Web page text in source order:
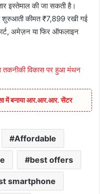
इस्तेमाल की जा सकती है।
शुरुआती कीमत ₹7,899 रखी गई
अमेज़न या फिर ऑफलाइन
तकनीकी विकास पर हुआ मंथन
में बनाया आर.आर.आर. सेंटर
Affordable
best offers
smartphone